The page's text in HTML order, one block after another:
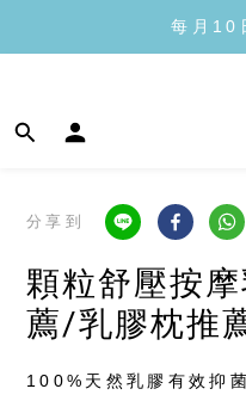
每月10
每月10
全館
分享到
顆粒舒壓按
薦/乳膠枕推
100%天然乳膠有效抑菌